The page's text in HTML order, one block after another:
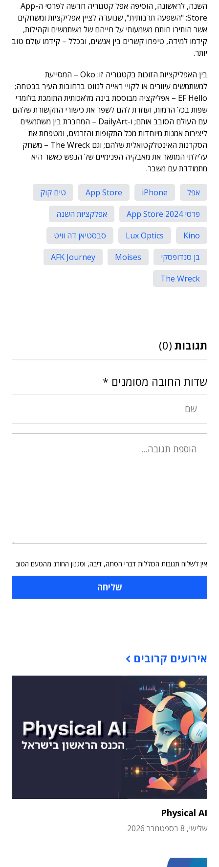
השנה, לראשונה, הוסיפה אפל קטגוריה חדשה לפרסי ה-App
Store: "השפעה תרבותית", שנועדה לציין אפליקציות ומשחקים
אשר הותירו חותם משמעותי על חייהם של משתמשים וקהילות,
קידמו למידה, טיפחו קשרים בין אנשים, ובכלל – קידמו עולם טוב
יותר.
בין האפליקציות הזוכות בקטגוריה זו: Oko – המסייעת
למשתמשים עיוורים או לקויי ראייה לנווט ברחובות העיר בבטחה;
EF Hello – אפליקציה מבוססת בינה מלאכותית התומכת בלומדי
שפות בכל הרמות, ועוזרת להם לשפר את כישורי התקשורת שלהם
עם העולם הסובב אותם; ו-DailyArt – המחברת בין משתמשים
ליצירות אמנות מיוחדות מכל התקופות והזרמים, ומטפחת את
הסקרנות האינטלקטואלית שלהם; וגם The Wreck – משחק
עלילתי המתאר את מאבקיה הפנימיים של הנפש כאשר היא
מתמודדת עם משבר.
אפל iPhone
App Store
טים קוק
פרסי App Store 2024
אפלקציות השנה
Kino
Lux Optics
סבסטיאן דה וויט
בן סנדופסקי
Moises
AFK Journey
The Wreck
תגובות (0)
שדות החובה מסומנים *
אין לשלוח תגובות הכוללות דברי הסתה, דיבה, וסגנון החורג מהטעם הטוב
אירועים קרובים
Physical AI
שלישי, 8 בספטמבר 2026